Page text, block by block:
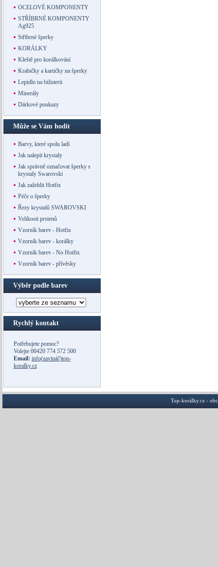
OCELOVÉ KOMPONENTY
STŘÍBRNÉ KOMPONENTY
Ag925
Stříbrné šperky
KORÁLKY
Kleště pro korálkování
Krabičky a kartičky na šperky
Lepidlo na bižuterii
Minerály
Dárkové poukazy
Může se Vám hodit
Barvy, které spolu ladí
Jak nalepit krystaly
Jak správně označovat šperky s
krystaly Swarovski
Jak zažehlit Hotfix
Péče o šperky
Řezy krystalů SWAROVSKI
Velikosti prstenů
Vzorník barev - Hotfix
Vzorník barev - korálky
Vzorník barev - No Hotfix
Vzorník barev - přívěsky
Výběr podle barev
Rychlý kontakt
Potřebujete pomoc?
Volejte 00420 774 572 500
Email: info(zavináč)top-
koralky.cz
Top-korálky.cz -